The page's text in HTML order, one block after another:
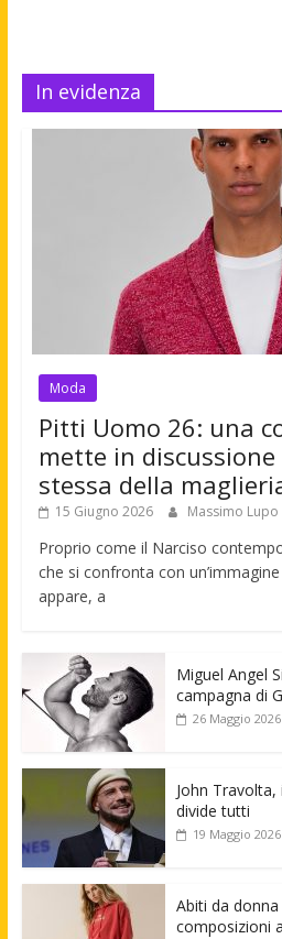
In evidenza
Moda
Pitti Uomo 26: una
mette in discussione
stessa della
15 Giugno 2026 Massimo Lupo
Proprio come il Narciso
che si confronta con
appare, a
Miguel Angel
campagna di
26 Maggio 2026
John
divide tutti
19 Maggio 2026
Abiti da
composizioni